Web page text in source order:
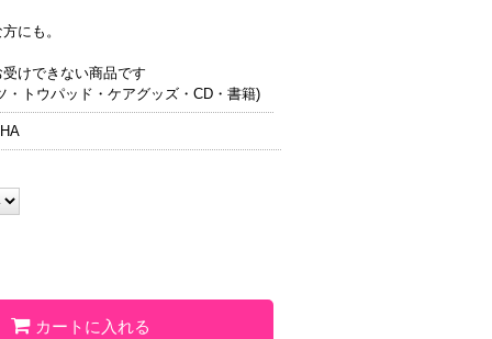
にも。
けできない商品です
・トウパッド・ケアグッズ・CD・書籍)
カートに入れる